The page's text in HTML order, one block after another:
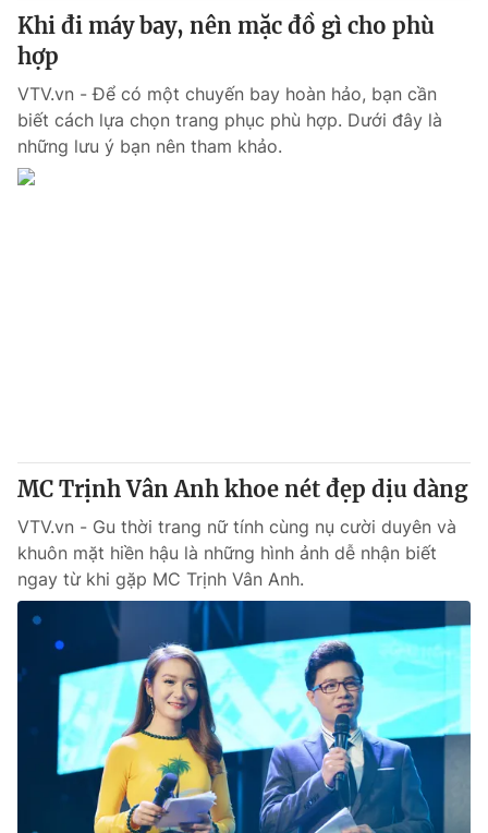
Chuyên mục khác
Emagazine
Photo Infographic
Video
Liên hệ tòa soạn English
THỜI BÁO VTV
Theo dõi báo trên
Cơ quan chủ quản:Đài Truyền hình Việt Nam
Khi đi máy bay, nên mặc đồ gì cho phù
hợp
VTV.vn - Để có một chuyến bay hoàn hảo, bạn cần
biết cách lựa chọn trang phục phù hợp. Dưới đây là
những lưu ý bạn nên tham khảo.
MC Trịnh Vân Anh khoe nét đẹp dịu dàng
VTV.vn - Gu thời trang nữ tính cùng nụ cười duyên và
khuôn mặt hiền hậu là những hình ảnh dễ nhận biết
ngay từ khi gặp MC Trịnh Vân Anh.